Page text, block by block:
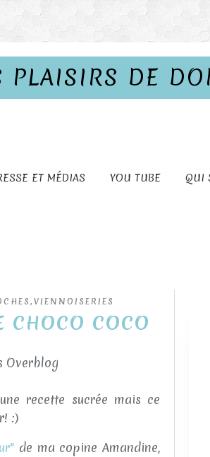
PLAISIRS DE
ET MÉDIAS YOU TUBE QUI
CHOCO COCO
Overblog
recette sucrée mais ce
:)
de ma copine Amandine,